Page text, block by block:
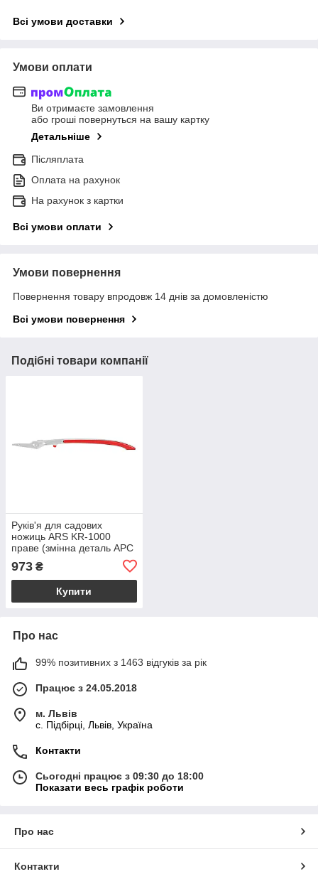
Всі умови доставки
Умови оплати
Ви отримаєте замовлення
або гроші повернуться на вашу картку
Детальніше
Післяплата
Оплата на рахунок
На рахунок з картки
Всі умови оплати
Умови повернення
Повернення товару впродовж 14 днів за домовленістю
Всі умови повернення
Подібні товари компанії
Руків'я для садових
ножиць ARS KR-1000
праве (змінна деталь АРС
973 ₴
Купити
Про нас
99% позитивних з 1463 відгуків за рік
Працює з 24.05.2018
м. Львів
c. Підбірці, Львів, Україна
Контакти
Сьогодні працює з 09:30 до 18:00
Показати весь графік роботи
Про нас
Контакти